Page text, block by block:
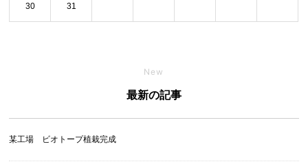
30 31
New
最新の記事
某工場 ビオトープ植栽完成